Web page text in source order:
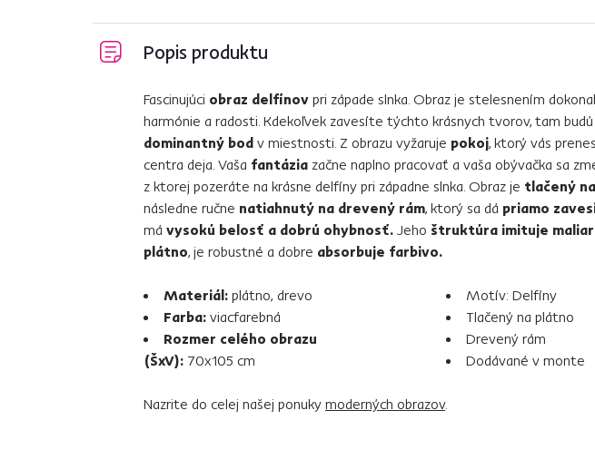
Popis produktu
Fascinujúci obraz delfínov pri západe slnka. Obraz je stelesnením
harmónie a radosti. Kdekoľvek zavesíte týchto krásnych tvorov, tam
dominantný bod v miestnosti. Z obrazu vyžaruje pokoj, ktorý vás
centra deja. Vaša fantázia začne naplno pracovať a vaša obývačka sa
z ktorej pozeráte na krásne delfíny pri západne slnka. Obraz je tlačený
následne ručne natiahnutý na drevený rám, ktorý sa dá priamo
má vysokú belosť a dobrú ohybnosť. Jeho štruktúra imituje
plátno, je robustné a dobre absorbuje farbivo.
Materiál: plátno, drevo
Farba: viacfarebná
Rozmer celého obrazu
(ŠxV): 70x105 cm
Motív: Delfíny
Tlačený na plátno
Drevený rám
Dodávané v monte
Nazrite do celej našej ponuky moderných obrazov.